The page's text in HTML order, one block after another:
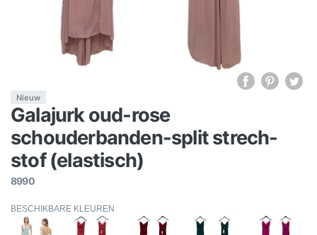
Nieuw
Galajurk oud-rose
schouderbanden-split strech-
stof (elastisch)
8990
BESCHIKBARE KLEUREN